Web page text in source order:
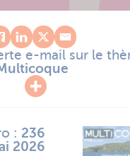
e-mail sur le
: 236
2026